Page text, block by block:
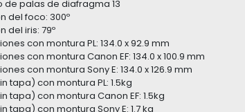
de palas de diafragma 13
del foco: 300º
del iris: 79º
con montura PL: 134.0 x 92.9 mm
con montura Canon EF: 134.0 x 100.9 mm
con montura Sony E: 134.0 x 126.9 mm
tapa) con montura PL: 1.5kg
tapa) con montura Canon EF: 1.5kg
tapa) con montura Sony E: 1.7 kg